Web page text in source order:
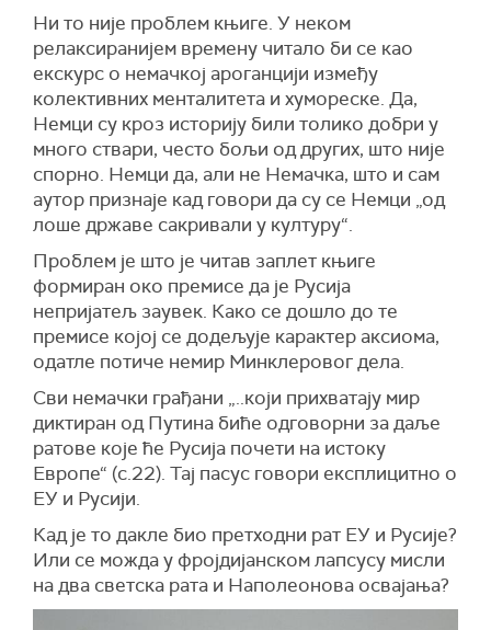
Ни то није проблем књиге. У неком
релаксиранијем времену читало би се као
екскурс о немачкој ароганцији између
колективних менталитета и хумореске. Да,
Немци су кроз историју били толико добри у
много ствари, често бољи од других, што није
спорно. Немци да, али не Немачка, што и сам
аутор признаје кад говори да су се Немци „од
лоше државе сакривали у културу“.
Проблем је што је читав заплет књиге
формиран око премисе да је Русија
непријатељ заувек. Како се дошло до те
премисе којој се додељује карактер аксиома,
одатле потиче немир Минклеровог дела.
Сви немачки грађани „..који прихватају мир
диктиран од Путина биће одговорни за даље
ратове које ће Русија почети на истоку
Европе“ (с.22). Тај пасус говори експлицитно о
ЕУ и Русији.
Кад је то дакле био претходни рат ЕУ и Русије?
Или се можда у фројдијанском лапсусу мисли
на два светска рата и Наполеонова освајања?